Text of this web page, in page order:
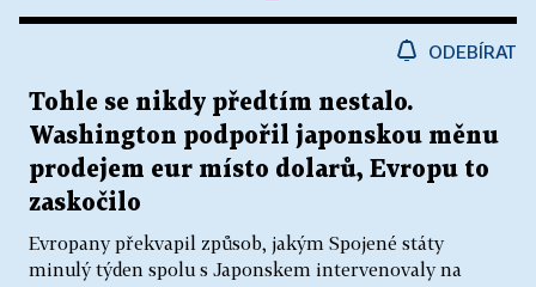
ODEBÍRAT
Tohle se nikdy předtím nestalo.
Washington podpořil japonskou měnu
prodejem eur místo dolarů, Evropu to
zaskočilo
Evropany překvapil způsob, jakým Spojené státy
minulý týden spolu s Japonskem intervenovaly na